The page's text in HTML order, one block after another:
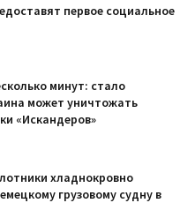
первое социальное
минут: стало
может уничтожать
«Искандеров»
хладнокровно
грузовому судну в